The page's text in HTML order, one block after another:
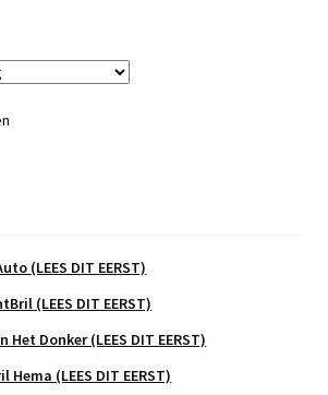
(LEES DIT EERST)
(LEES DIT EERST)
Het Donker (LEES DIT EERST)
(LEES DIT EERST)